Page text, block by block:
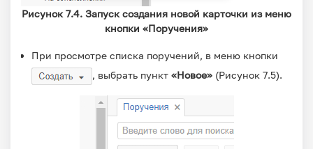
Рисунок 7.4. Запуск создания новой карточки из меню
кнопки «Поручения»
При просмотре списка поручений, в меню кнопки
, выбрать пункт«Новое» (Рисунок 7.5).